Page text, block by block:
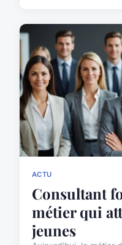
ACTU
Consultant
métier qui
jeunes